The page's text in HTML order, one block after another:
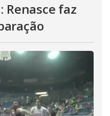
Renasce faz